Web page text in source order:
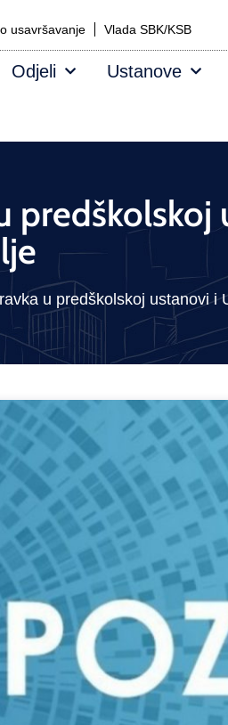
usavršavanje Vlada SBK/KSB
Odjeli Ustanove
u predškolskoj ustanovi i